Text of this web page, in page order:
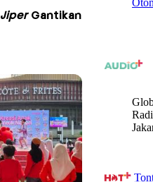
JiperGantikan